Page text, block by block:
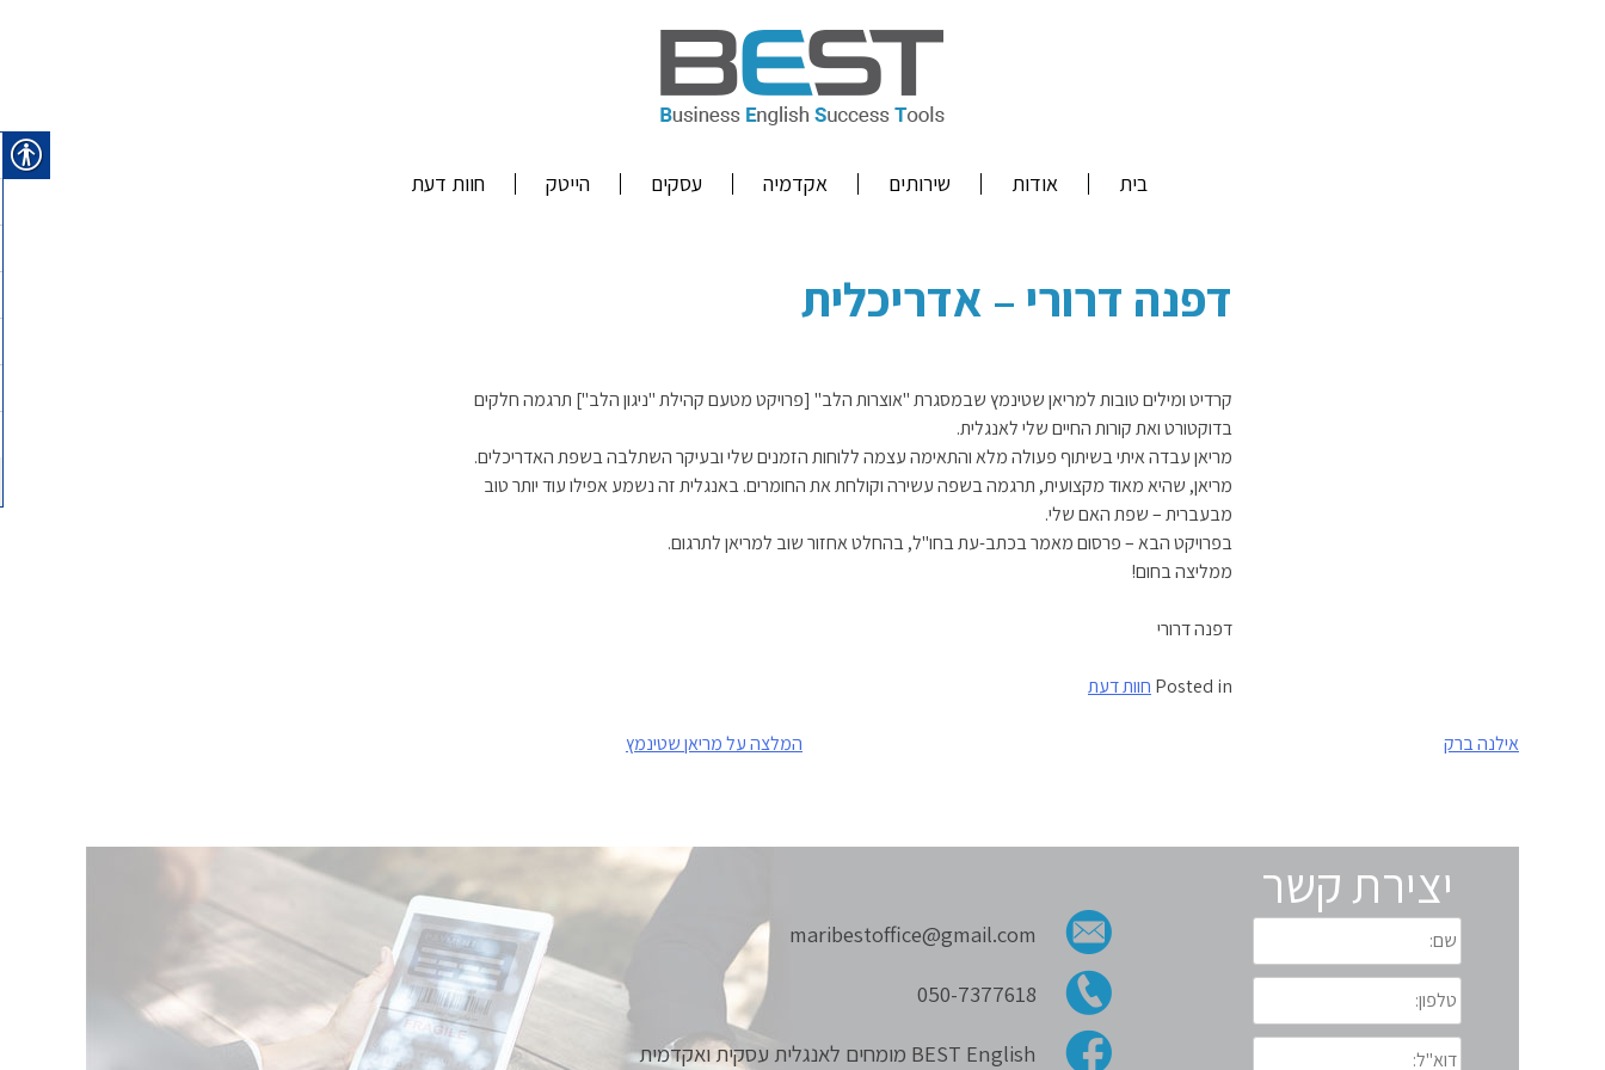
בית אודות שירותים אקדמיה עסקים הייטק חוות דעת
דפנה דרורי – אדריכלית
קרדיט ומילים טובות למריאן שטינמץ שבמסגרת "אוצרות הלב" [פרויקט מטעם קהילת "ניגון הלב"] תרגמה חלקים
בדוקטורט ואת קורות החיים שלי לאנגלית.
מריאן עבדה איתי בשיתוף פעולה מלא והתאימה עצמה ללוחות הזמנים שלי ובעיקר השתלבה בשפת האדריכלים.
מריאן, שהיא מאוד מקצועית, תרגמה בשפה עשירה וקולחת את החומרים. באנגלית זה נשמע אפילו עוד יותר טוב
מבעברית – שפת האם שלי.
בפרויקט הבא – פרסום מאמר בכתב-עת בחו"ל, בהחלט אחזור שוב למריאן לתרגום.
ממליצה בחום!
דפנה דרורי
Posted in חוות דעת
ניווט המלצה על מריאן שטינמץ אילנה ברק
יצירת קשר
maribestoffice@gmail.com
050-7377618
BEST English מומחים לאנגלית עסקית ואקדמית